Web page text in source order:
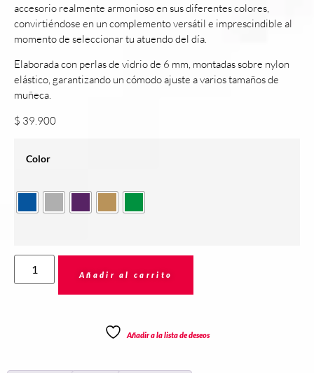
accesorio realmente armonioso en sus diferentes colores,
convirtiéndose en un complemento versátil e imprescindible al
momento de seleccionar tu atuendo del día.
Elaborada con perlas de vidrio de 6 mm, montadas sobre nylon
elástico, garantizando un cómodo ajuste a varios tamaños de
muñeca.
$ 39.900
Color
Añadir al carrito
Añadir a la lista de deseos